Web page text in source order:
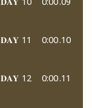
10.
𝐃𝐀𝐘 11 0:00
11.
𝐃𝐀𝐘 12 0:00